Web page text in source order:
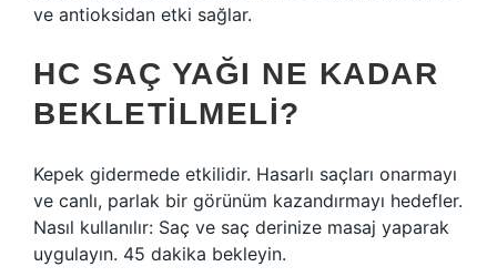
ve antioksidan etki sağlar.
HC SAÇ YAĞI NE KADAR
BEKLETILMELI?
Kepek gidermede etkilidir. Hasarlı saçları onarmayı
ve canlı, parlak bir görünüm kazandırmayı hedefler.
Nasıl kullanılır: Saç ve saç derinize masaj yaparak
uygulayın. 45 dakika bekleyin.